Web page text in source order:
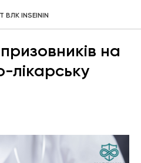
INSEININ
на
лікарську